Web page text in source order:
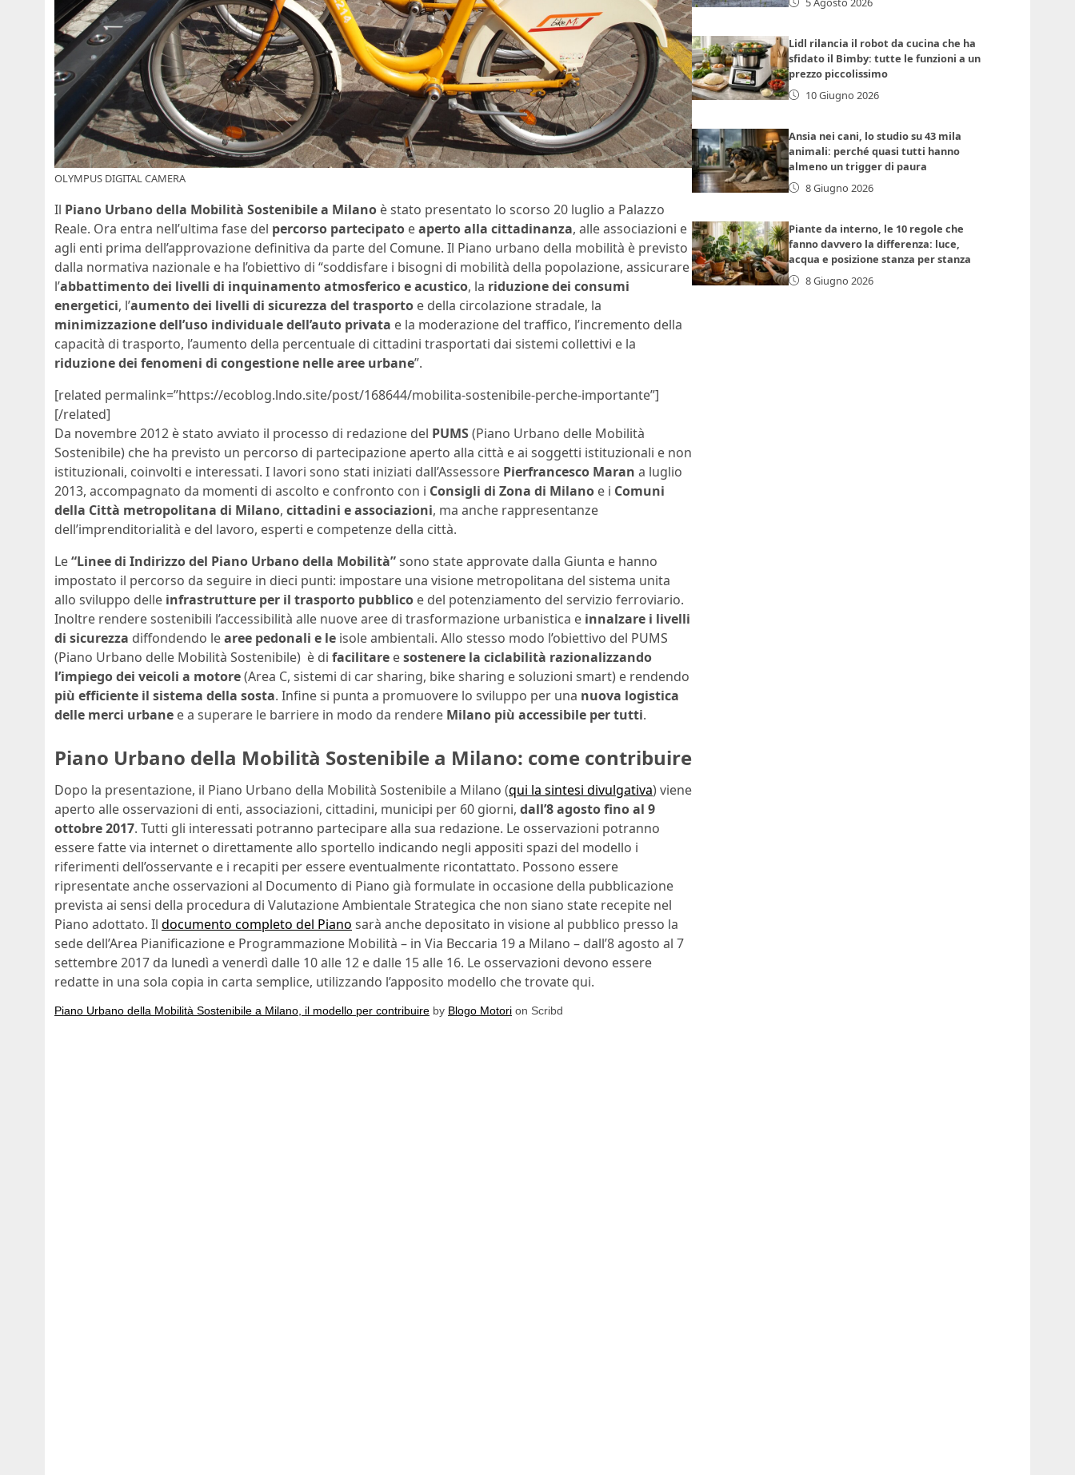
OLYMPUS DIGITAL CAMERA
Il Piano Urbano della Mobilità Sostenibile a Milano è stato presentato lo scorso 20 luglio a Palazzo
Reale. Ora entra nell’ultima fase del percorso partecipato eapertoalla cittadinanza, alle associazioni e
agli enti prima dell’approvazione definitiva da parte del Comune. Il Piano urbano della mobilità è previsto
dalla normativa nazionale e ha l’obiettivo di “soddisfare i bisogni di mobilità della popolazione, assicurare
l’abbattimento dei livelli di inquinamento atmosferico e acustico, la riduzione dei consumi
energetici, l’aumento dei livelli di sicurezza del trasporto e della circolazione stradale, la
minimizzazione dell’uso individuale dell’auto privata e la moderazione del traffico, l’incremento della
capacità di trasporto, l’aumento della percentuale di cittadini trasportati dai sistemi collettivi e la
riduzione dei fenomeni di congestione nelle aree urbane”.
[related permalink=”https://ecoblog.lndo.site/post/168644/mobilita-sostenibile-perche-importante”]
[/related]
Da novembre 2012 è stato avviato il processo di redazione del PUMS(Piano Urbano delle Mobilità
Sostenibile) che ha previsto un percorso di partecipazione aperto alla città e ai soggetti istituzionali e non
istituzionali, coinvolti e interessati. I lavori sono stati iniziati dall’Assessore Pierfrancesco Maran a luglio
2013, accompagnato da momenti di ascolto e confronto con i Consigli di Zona di Milano e i Comuni
della Città metropolitana di Milano, cittadini e associazioni, ma anche rappresentanze
dell’imprenditorialità e del lavoro, esperti e competenze della città.
Le“Linee di Indirizzo del Piano Urbano della Mobilità”sono state approvate dalla Giunta e hanno
impostato il percorso da seguire in dieci punti: impostare una visione metropolitana del sistema unita
allo sviluppo delle infrastrutture per il trasporto pubblico e del potenziamento del servizio ferroviario.
Inoltre rendere sostenibili l’accessibilità alle nuove aree di trasformazione urbanistica e innalzare i livelli
di sicurezza diffondendo learee pedonali e le isole ambientali. Allo stesso modo l’obiettivo del PUMS
(Piano Urbano delle Mobilità Sostenibile) è di facilitare esostenere la ciclabilità razionalizzando
l’impiego dei veicoli a motore(Area C, sistemi di car sharing, bike sharing e soluzioni smart) e rendendo
più efficiente il sistema della sosta. Infine si punta a promuovere lo sviluppo per una nuova logistica
delle merci urbane e a superare le barriere in modo da rendere Milano più accessibile per tutti.
Piano Urbano della Mobilità Sostenibile a Milano: come contribuire
Dopo la presentazione, il Piano Urbano della Mobilità Sostenibile a Milano (qui la sintesi divulgativa) viene
aperto alle osservazioni di enti, associazioni, cittadini, municipi per 60 giorni, dall’8 agosto fino al 9
ottobre 2017. Tutti gli interessati potranno partecipare alla sua redazione. Le osservazioni potranno
essere fatte via internet o direttamente allo sportello indicando negli appositi spazi del modello i
riferimenti dell’osservante e i recapiti per essere eventualmente ricontattato. Possono essere
ripresentate anche osservazioni al Documento di Piano già formulate in occasione della pubblicazione
prevista ai sensi della procedura di Valutazione Ambientale Strategica che non siano state recepite nel
Piano adottato. Il documento completo del Piano sarà anche depositato in visione al pubblico presso la
sede dell’Area Pianificazione e Programmazione Mobilità – in Via Beccaria 19 a Milano – dall’8 agosto al 7
settembre 2017 da lunedì a venerdì dalle 10 alle 12 e dalle 15 alle 16. Le osservazioni devono essere
redatte in una sola copia in carta semplice, utilizzando l’apposito modello che trovate qui.
Piano Urbano della Mobilità Sostenibile a Milano, il modello per contribuire by Blogo Motori on Scribd
Lidl rilancia il robot da cucina che ha
sfidato il Bimby: tutte le funzioni a un
prezzo piccolissimo
10 Giugno 2026
Ansia nei cani, lo studio su 43 mila
animali: perché quasi tutti hanno
almeno un trigger di paura
8 Giugno 2026
Piante da interno, le 10 regole che
fanno davvero la differenza: luce,
acqua e posizione stanza per stanza
8 Giugno 2026